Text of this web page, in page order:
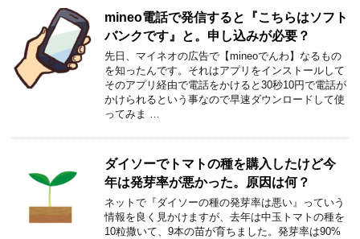
mineo電話で発信すると『こちらはソフト
バンクです』と。申し込みが必要？
先日、マイネオの広告で【mineoでんわ】なるもの
を知ったんです。それはアプリをインストールして
そのアプリ経由で電話をかけると30秒10円で電話が
かけられるという事なので早速ダウンロードして使
ってみま …
ダイソーでトマトの種を購入したけど今
年は発芽率が悪かった。原因は何？
ネットで『ダイソーの種の発芽率は悪い』っていう
情報を良く見かけますが、去年は中玉トマトの種を
10粒撒いて、9本の苗が育ちました。発芽率は90%